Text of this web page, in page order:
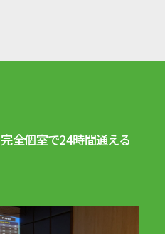
全個室で24時間通える